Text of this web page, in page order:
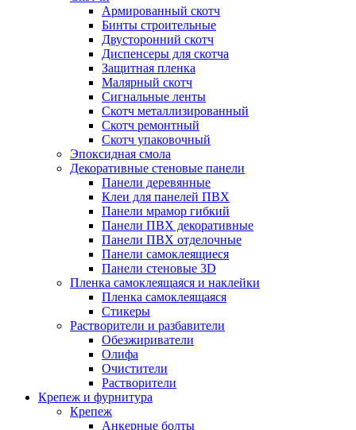
Армированный скотч
Бинты строительные
Двусторонний скотч
Диспенсеры для скотча
Защитная пленка
Малярный скотч
Сигнальные ленты
Скотч металлизированный
Скотч ремонтный
Скотч упаковочный
Эпоксидная смола
Декоративные стеновые панели
Панели деревянные
Клеи для панелей ПВХ
Панели мрамор гибкий
Панели ПВХ декоративные
Панели ПВХ отделочные
Панели самоклеящиеся
Панели стеновые 3D
Пленка самоклеящаяся и наклейки
Пленка самоклеящаяся
Стикеры
Растворители и разбавители
Обезжириватели
Олифа
Очистители
Растворители
Крепеж и фурнитура
Крепеж
Анкерные болты